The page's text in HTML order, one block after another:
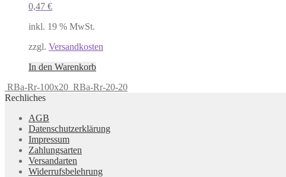
0,47 €
inkl. 19 % MwSt.
zzgl. Versandkosten
In den Warenkorb
RBa-Rr-100x20 RBa-Rr-20-20
Rechliches
AGB
Datenschutzerklärung
Impressum
Zahlungsarten
Versandarten
Widerrufsbelehrung